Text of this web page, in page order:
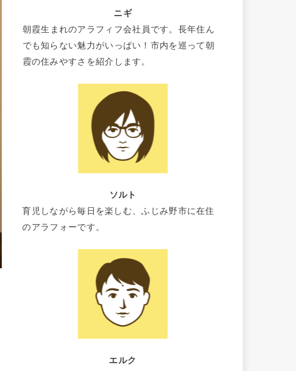
ニギ
朝霞生まれのアラフィフ会社員です。長年住ん
でも知らない魅力がいっぱい！市内を巡って朝
霞の住みやすさを紹介します。
ソルト
育児しながら毎日を楽しむ、ふじみ野市に在住
のアラフォーです。
エルク